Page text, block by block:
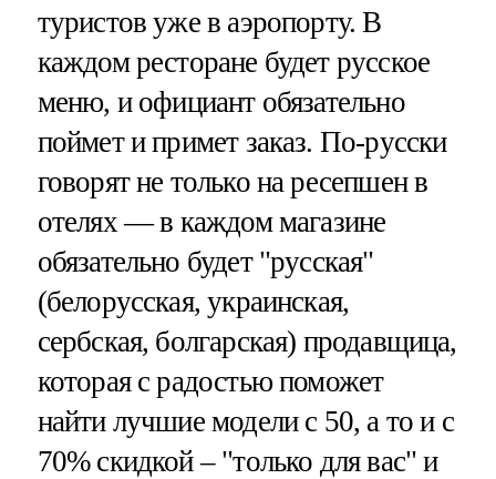
туристов уже в аэропорту. В
каждом ресторане будет русское
меню, и официант обязательно
поймет и примет заказ. По-русски
говорят не только на ресепшен в
отелях — в каждом магазине
обязательно будет "русская"
(белорусская, украинская,
сербская, болгарская) продавщица,
которая с радостью поможет
найти лучшие модели с 50, а то и с
70% скидкой – "только для вас" и